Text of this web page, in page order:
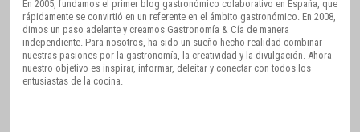
En 2005, fundamos el primer blog gastronómico colaborativo en España, que
rápidamente se convirtió en un referente en el ámbito gastronómico. En 2008,
dimos un paso adelante y creamos Gastronomía & Cía de manera
independiente. Para nosotros, ha sido un sueño hecho realidad combinar
nuestras pasiones por la gastronomía, la creatividad y la divulgación. Ahora
nuestro objetivo es inspirar, informar, deleitar y conectar con todos los
entusiastas de la cocina.